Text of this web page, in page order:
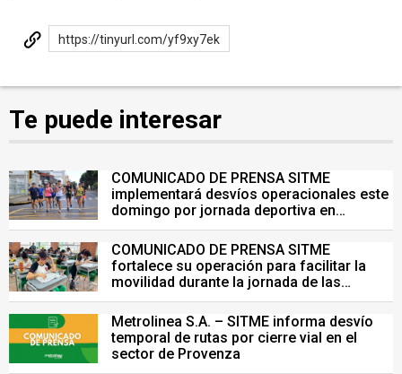
https://tinyurl.com/yf9xy7ek
Te puede interesar
COMUNICADO DE PRENSA SITME
implementará desvíos operacionales este
domingo por jornada deportiva en
Bucaramanga
COMUNICADO DE PRENSA SITME
fortalece su operación para facilitar la
movilidad durante la jornada de las
Pruebas Saber del 26 de julio
Metrolinea S.A. – SITME informa desvío
temporal de rutas por cierre vial en el
sector de Provenza